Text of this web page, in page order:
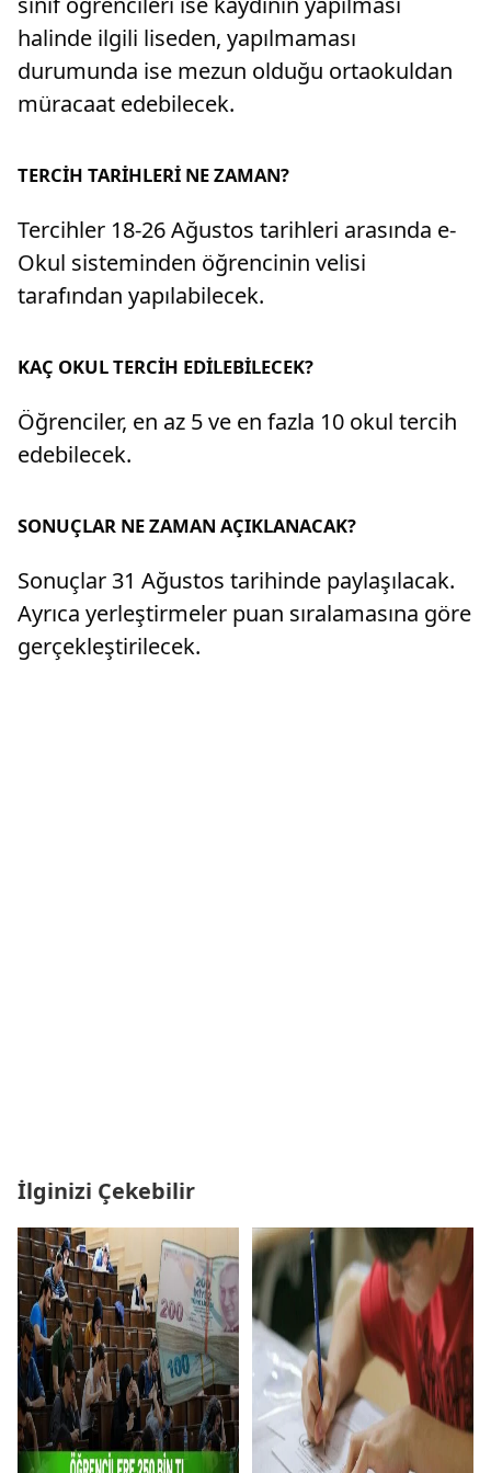
halinde ilgili liseden, yapılmaması
durumunda ise mezun olduğu ortaokuldan
müracaat edebilecek.
TERCİH TARİHLERİ NE ZAMAN?
Tercihler 18-26 Ağustos tarihleri arasında e-
Okul sisteminden öğrencinin velisi
tarafından yapılabilecek.
KAÇ OKUL TERCİH EDİLEBİLECEK?
Öğrenciler, en az 5 ve en fazla 10 okul tercih
edebilecek.
SONUÇLAR NE ZAMAN AÇIKLANACAK?
Sonuçlar 31 Ağustos tarihinde paylaşılacak.
Ayrıca yerleştirmeler puan sıralamasına göre
gerçekleştirilecek.
İlginizi Çekebilir